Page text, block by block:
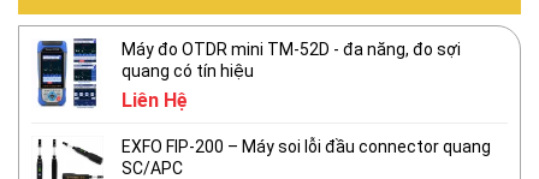
Máy đo OTDR mini TM-52D - đa năng, đo sợi
quang có tín hiệu
Liên Hệ
EXFO FIP-200 – Máy soi lỗi đầu connector quang
SC/APC